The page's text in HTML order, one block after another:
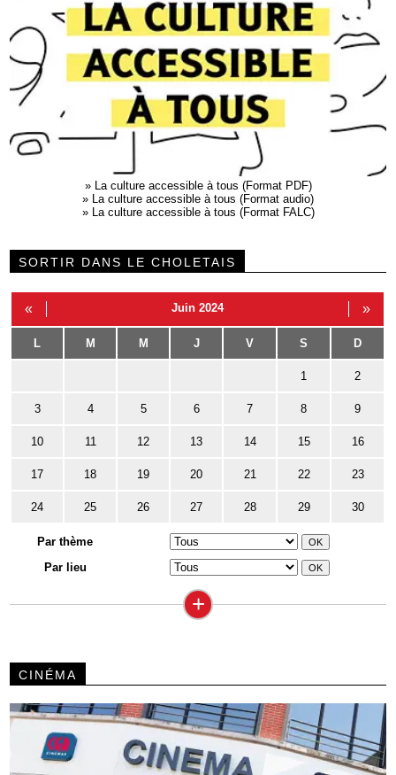
»
La culture accessible à tous (Format PDF)
»
La culture accessible à tous (Format audio)
»
La culture accessible à tous (Format FALC)
SORTIR DANS LE CHOLETAIS
« Juin 2024 »
L M M J V S D
1 2
3 4 5 6 7 8 9
10 11 12 13 14 15 16
17 18 19 20 21 22 23
24 25 26 27 28 29 30
Par thème
Par lieu
+
CINÉMA